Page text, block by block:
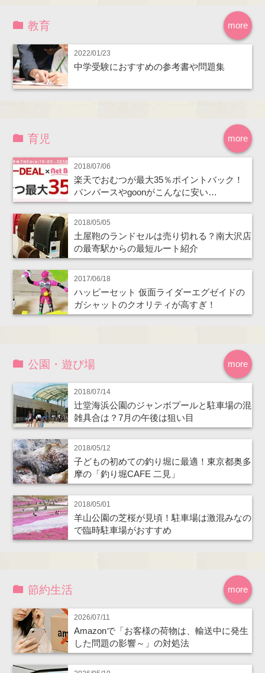
more
教育
2022/01/23
中学受験におすすめの参考書や問題集
more
育児
2018/07/06
楽天でおむつが最大35％ポイントバック！
パンパースやgoonがこんなに安い…
2018/05/05
土屋鞄のランドセルは売り切れる？南大沢店
の最寄駅からの最短ルート紹介
2017/06/18
ハッピーセット 仮面ライダーエグゼイドの
ガシャットのクオリティが高すぎ！
more
公園・遊び場
2018/07/14
辻堂海浜公園のジャンボプールと駐車場の混
雑具合は？7月の午後は狙い目
2018/05/12
子どもの初めての釣り堀に最適！東京都奥多
摩の「釣り堀CAFE 二見」
2018/05/01
羊山公園の芝桜が見頃！駐車場は激混みなの
で臨時駐車場がおすすめ
more
節約生活
2026/07/11
Amazonで「お客様の荷物は、輸送中に発生
した問題の影響～」の対処法